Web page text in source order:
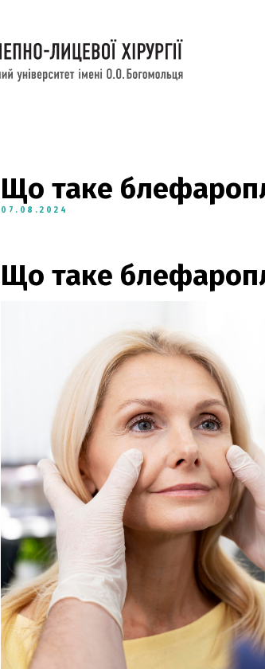
Що таке
07.08.2024
Що таке